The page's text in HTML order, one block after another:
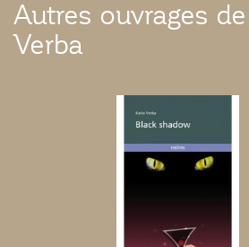
Autres ouvrages
Verba